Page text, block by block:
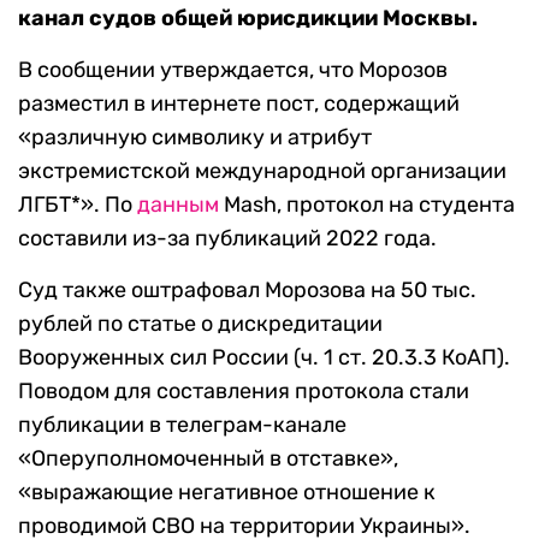
канал судов общей юрисдикции Москвы.
В сообщении утверждается, что Морозов
разместил в интернете пост, содержащий
«различную символику и атрибут
экстремистской международной организации
ЛГБТ*». Поданным Mash, протокол на студента
составили из-за публикаций 2022 года.
Суд также оштрафовал Морозова на 50 тыс.
рублей по статье о дискредитации
Вооруженных сил России (ч. 1 ст. 20.3.3 КоАП).
Поводом для составления протокола стали
публикации в телеграм-канале
«Оперуполномоченный в отставке»,
«выражающие негативное отношение к
проводимой СВО на территории Украины».